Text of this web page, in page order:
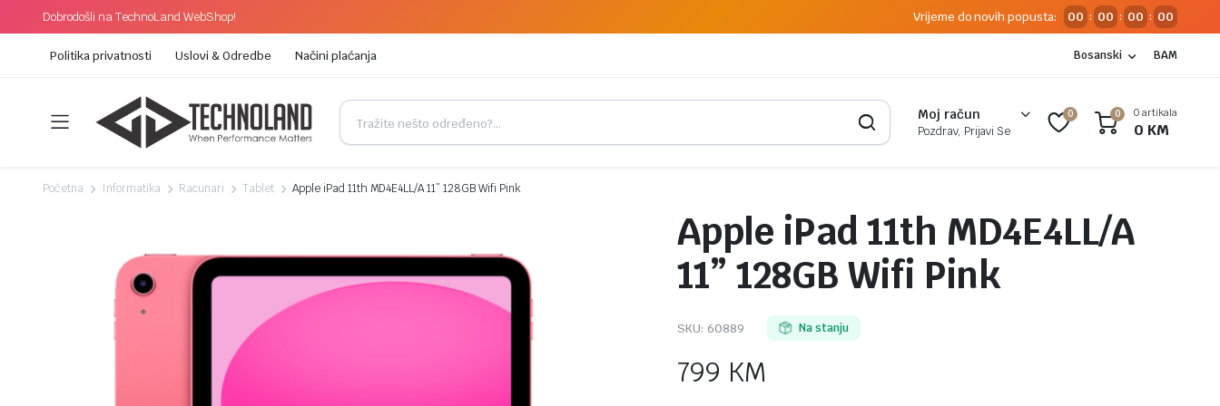
Dobrodošli na TechnoLand WebShop! Vrijeme do novih popusta: 00 : 00 : 00 : 00
Politika privatnosti Uslovi & Odredbe Načini plaćanja Bosanski BAM
Moj račun
Pozdrav, Prijavi Se
0 0 0 artikala
0 KM
Početna Informatika Racunari Tablet Apple iPad 11th MD4E4LL/A 11” 128GB Wifi Pink
Apple iPad 11th MD4E4LL/A
11” 128GB Wifi Pink
SKU: 60889 Na stanju
799 KM